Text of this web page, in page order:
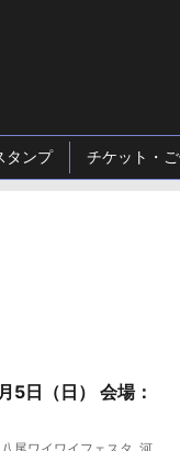
タンプ チケット・
5日（日） 会場：